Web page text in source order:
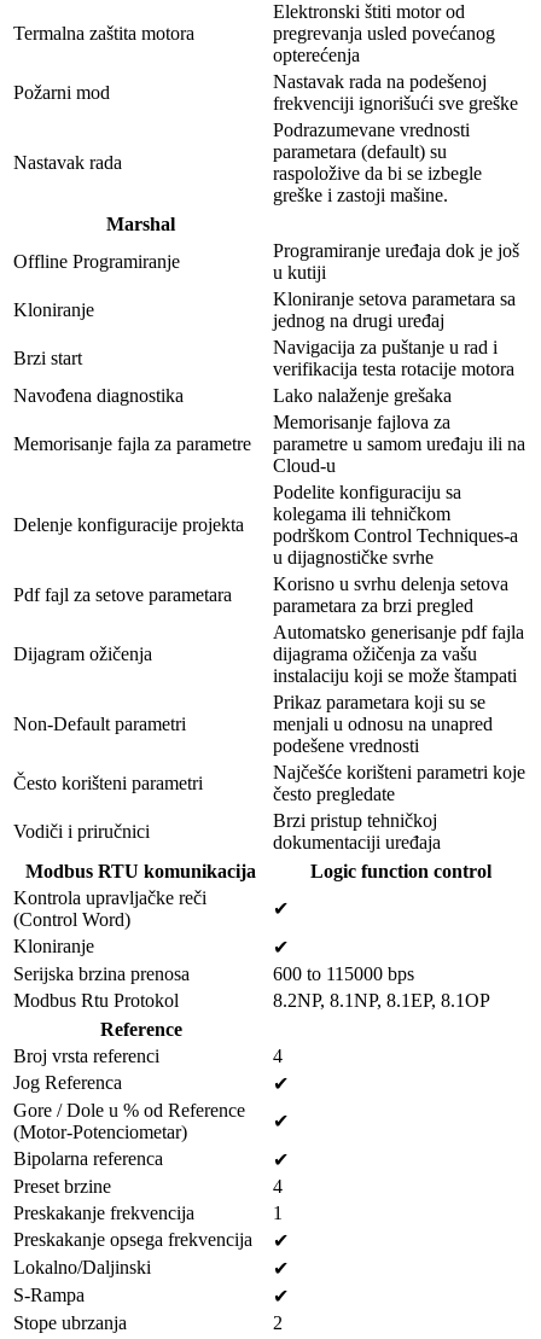
Termalna zaštita motora
Elektronski štiti motor od
pregrevanja usled povećanog
opterećenja
Požarni mod
Nastavak rada na podešenoj
frekvenciji ignorišući sve greške
Nastavak rada
Podrazumevane vrednosti
parametara (default) su
raspoložive da bi se izbegle
greške i zastoji mašine.
Marshal
Offline Programiranje
Programiranje uređaja dok je još
u kutiji
Kloniranje
Kloniranje setova parametara sa
jednog na drugi uređaj
Brzi start
Navigacija za puštanje u rad i
verifikacija testa rotacije motora
Navođena diagnostika
Lako nalaženje grešaka
Memorisanje fajla za parametre
Memorisanje fajlova za
parametre u samom uređaju ili na
Cloud-u
Delenje konfiguracije projekta
Podelite konfiguraciju sa
kolegama ili tehničkom
podrškom Control Techniques-a
u dijagnostičke svrhe
Pdf fajl za setove parametara
Korisno u svrhu delenja setova
parametara za brzi pregled
Dijagram ožičenja
Automatsko generisanje pdf fajla
dijagrama ožičenja za vašu
instalaciju koji se može štampati
Non-Default parametri
Prikaz parametara koji su se
menjali u odnosu na unapred
podešene vrednosti
Često korišteni parametri
Najčešće korišteni parametri koje
često pregledate
Vodiči i priručnici
Brzi pristup tehničkoj
dokumentaciji uređaja
Modbus RTU komunikacija
Logic function control
Kontrola upravljačke reči
(Control Word)
✔
Kloniranje
✔
Serijska brzina prenosa
600 to 115000 bps
Modbus Rtu Protokol
8.2NP, 8.1NP, 8.1EP, 8.1OP
Reference
Broj vrsta referenci
4
Jog Referenca
✔
Gore / Dole u % od Reference
(Motor-Potenciometar)
✔
Bipolarna referenca
✔
Preset brzine
4
Preskakanje frekvencija
1
Preskakanje opsega frekvencija
✔
Lokalno/Daljinski
✔
S-Rampa
✔
Stope ubrzanja
2